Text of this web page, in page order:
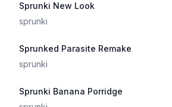
Sprunki New Look
sprunki
Sprunked Parasite Remake
sprunki
Sprunki Banana Porridge